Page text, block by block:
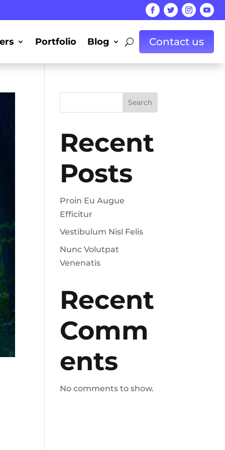
Portfolio Blog Contact us
Search
Recent
Posts
Proin Eu Augue
Efficitur
Vestibulum Nisl Felis
Nunc Volutpat
Venenatis
Recent
Comm
ents
No comments to show.